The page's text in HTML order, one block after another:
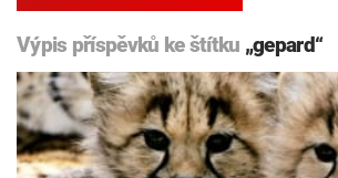
Výpis příspěvků ke štítku „gepard“